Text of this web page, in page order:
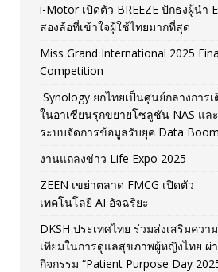
i-Motor เปิดตัว BREEZE ปักธงผู้นำ
สองล้อที่เข้าใจผู้ใช้ไทยมากที่สุด
Miss Grand International 2025
Competition
Synology ยกไทยเป็นศูนย์กลางการ
ในอาเซียนรุกขยายโซลูชัน NAS และ
ระบบจัดการข้อมูลรับยุค Data Boom
งานแถลงข่าว Life Expo 2025
ZEEN เขย่าตลาด FMCG เปิดตัว
เทคโนโลยี AI อัจฉริยะ
DKSH ประเทศไทย ร่วมส่งเสริมควา
เทียมในการดูแลสุขภาพผู้หญิงไทย ผ่
กิจกรรม “Patient Purpose Day